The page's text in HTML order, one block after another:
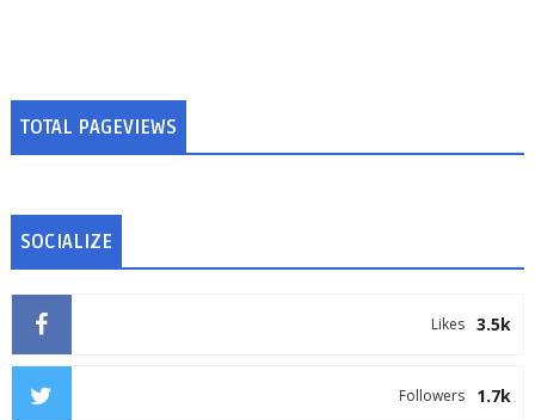
TOTAL PAGEVIEWS
SOCIALIZE
3.5k
Likes
1.7k
Followers